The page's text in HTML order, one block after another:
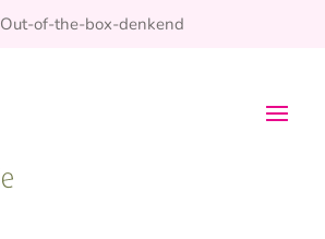
Out-of-the-box-denkend